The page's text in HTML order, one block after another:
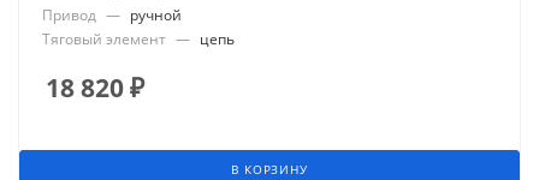
Привод — ручной
Тяговый элемент — цепь
18 820₽
В КОРЗИНУ